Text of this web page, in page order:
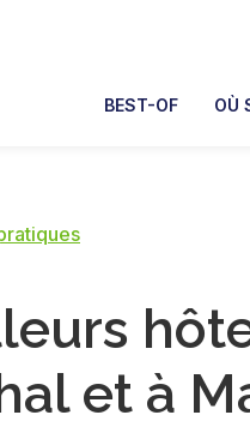
BEST-OF OÙ
et à